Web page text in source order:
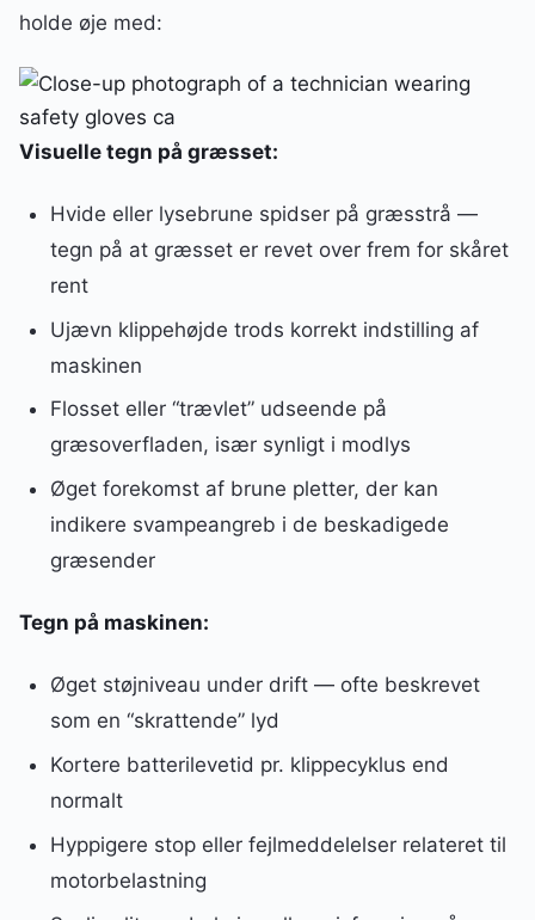
holde øje med:
Visuelle tegn på græsset:
Hvide eller lysebrune spidser på græsstrå —
tegn på at græsset er revet over frem for skåret
rent
Ujævn klippehøjde trods korrekt indstilling af
maskinen
Flosset eller “trævlet” udseende på
græsoverfladen, især synligt i modlys
Øget forekomst af brune pletter, der kan
indikere svampeangreb i de beskadigede
græsender
Tegn på maskinen:
Øget støjniveau under drift — ofte beskrevet
som en “skrattende” lyd
Kortere batterilevetid pr. klippecyklus end
normalt
Hyppigere stop eller fejlmeddelelser relateret til
motorbelastning